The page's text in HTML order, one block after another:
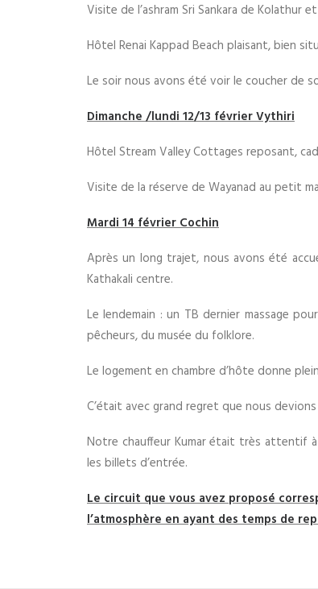
Visite de l’ashram Sri Sankara de Kolathur
Hôtel Renai Kappad Beach plaisant, bien
Le soir nous avons été voir le coucher de
Dimanche /lundi 12/13 février Vythiri
Hôtel Stream Valley Cottages reposant,
Visite de la réserve de Wayanad au petit
Mardi 14 février Cochin
Après un long trajet, nous avons été
Kathakali centre.
Le lendemain : un TB dernier massage
pêcheurs, du musée du folklore.
Le logement en chambre d’hôte donne
C’était avec grand regret que nous
Notre chauffeur Kumar était très attentif
les billets d’entrée.
Le circuit que vous avez proposé
l’atmosphère en ayant des temps de